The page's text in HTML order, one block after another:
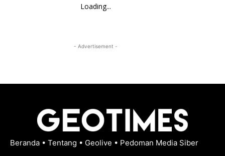
Loading...
- Advertisement -
Beranda • Tentang • Geolive • Pedoman Media Siber